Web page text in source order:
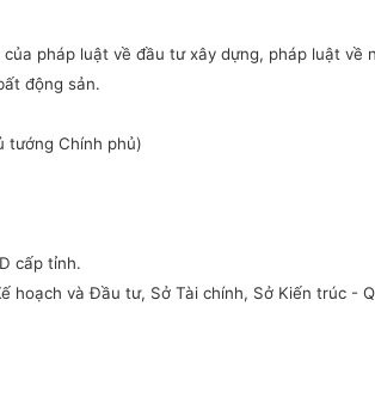
pháp luật về đầu tư xây dựng, pháp luật về
động sản.
tướng Chính phủ)
cấp tỉnh.
hoạch và Đầu tư, Sở Tài chính, Sở Kiến trúc -